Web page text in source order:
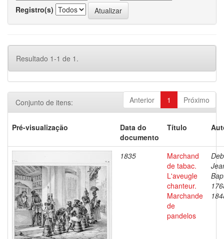
Registro(s)
Resultado 1-1 de 1.
Anterior 1 Próximo
Conjunto de itens:
Pré-visualização
Data do
documento
Título
1835
Marchand
de tabac.
L'aveugle
chanteur.
Marchande
de
pandelos